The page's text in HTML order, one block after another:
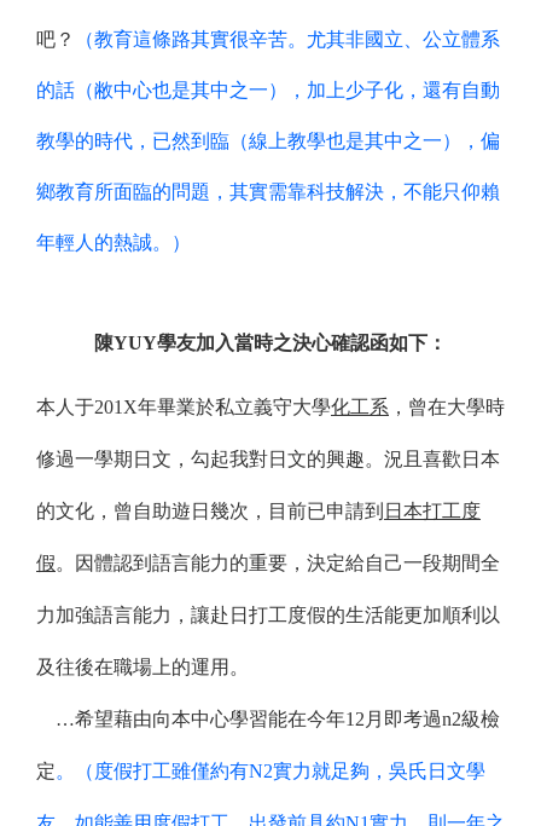
吧？ （教育這條路其實很辛苦。尤其非國立、公立體系
的話（敝中心也是其中之一），加上少子化，還有自動
教學的時代，已然到臨（線上教學也是其中之一），偏
鄉教育所面臨的問題，其實需靠科技解決，不能只仰賴
年輕人的熱誠。）
陳YUY學友加入當時之決心確認函如下：
本人于201X年畢業於私立義守大學化工系 ，曾在大學時
修過一學期日文，勾起我對日文的興趣。況且喜歡日本
的文化，曾自助遊日幾次，目前已申請到 日本打工度
假。因體認到語言能力的重要，決定給自己一段期間全
力加強語言能力，讓赴日打工度假的生活能更加順利以
及往後在職場上的運用 。
…希望藉由向本中心學習能在今年12月即考過n2級檢
定。（度假打工雖僅約有N2實力就足夠，吳氏日文學